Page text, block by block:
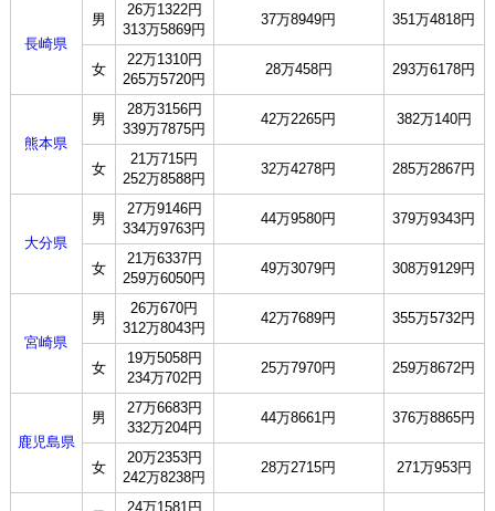
長崎県
男
26万1322円
313万5869円
37万8949円 351万4818円
女
22万1310円
265万5720円
28万458円 293万6178円
熊本県
男
28万3156円
339万7875円
42万2265円 382万140円
女
21万715円
252万8588円
32万4278円 285万2867円
大分県
男
27万9146円
334万9763円
44万9580円 379万9343円
女
21万6337円
259万6050円
49万3079円 308万9129円
宮崎県
男
26万670円
312万8043円
42万7689円 355万5732円
女
19万5058円
234万702円
25万7970円 259万8672円
鹿児島県
男
27万6683円
332万204円
44万8661円 376万8865円
女
20万2353円
242万8238円
28万2715円 271万953円
24万1581円